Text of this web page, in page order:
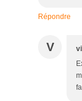
Répondre
V